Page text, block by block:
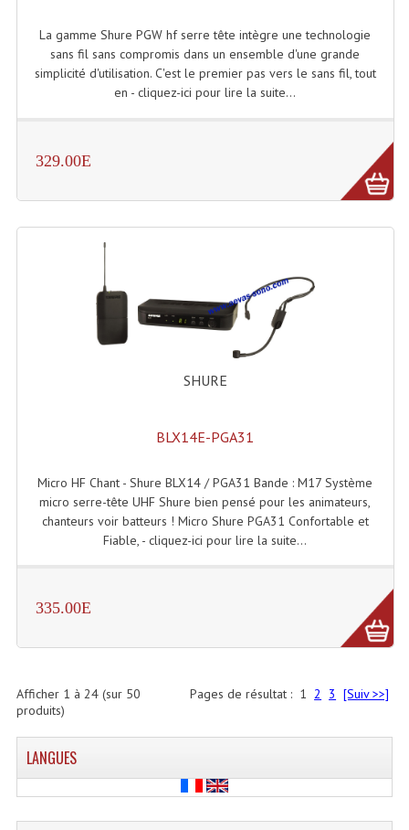
La gamme Shure PGW hf serre tête intègre une technologie
sans fil sans compromis dans un ensemble d'une grande
simplicité d'utilisation. C'est le premier pas vers le sans fil, tout
en - cliquez-ici pour lire la suite...
329.00E
SHURE
BLX14E-PGA31
Micro HF Chant - Shure BLX14 / PGA31 Bande : M17 Système
micro serre-tête UHF Shure bien pensé pour les animateurs,
chanteurs voir batteurs ! Micro Shure PGA31 Confortable et
Fiable, - cliquez-ici pour lire la suite...
335.00E
Pages de résultat : 1 2 3 [Suiv >>]
Afficher 1 à 24(sur 50
produits)
LANGUES